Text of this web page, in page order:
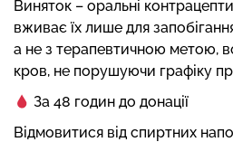
Виняток – оральні
вживає їх лише для
а не з терапевтичною метою,
кров, не порушуючи графіку
За 48 годин до донації
Відмовитися від спиртних